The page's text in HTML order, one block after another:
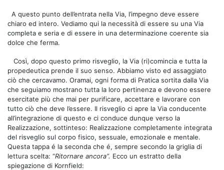
A questo punto dell’entrata nella Via, l’impegno deve essere
chiaro ed intero. Vediamo qui la necessità di essere su una Via
completa e seria e di essere in una determinazione coerente sia
dolce che ferma.
Così, dopo questo primo risveglio, la Via (ri)comincia e tutta la
propedeutica prende il suo senso. Abbiamo visto ed assaggiato
ciò che cercavamo. Oramai, ogni forma di Pratica sortita dalla Via
che seguiamo mostrano tutta la loro pertinenza e devono essere
esercitate più che mai per purificare, accettare e lavorare con
tutto ciò che deve l’essere. Il risveglio ci apre la Via conducente
all’integrazione di questo e ci conduce dunque verso la
Realizzazione, sottinteso: Realizzazione completamente integrata
del risveglio sul corpo fisico, sessuale, emozionale e mentale.
Questa tappa é la seconda che é, sempre secondo la griglia di
lettura scelta: “Ritornare ancora”. Ecco un estratto della
spiegazione di Kornfield: